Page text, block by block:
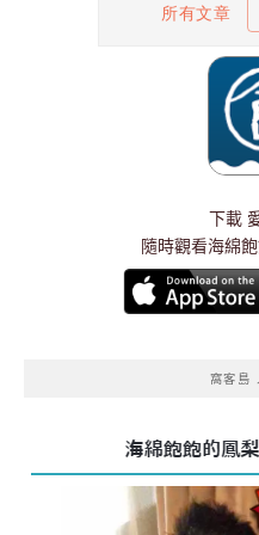
下載
隨時觀看海綿
窩客島